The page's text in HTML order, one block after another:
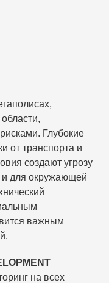
Глубокие
от транспорта и
создают угрозу
и для окружающей
важным
на всех